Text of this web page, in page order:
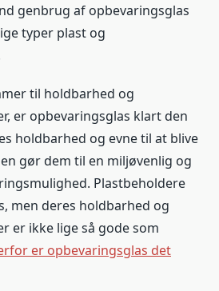
genbrug af opbevaringsglas
typer plast og
til holdbarhed og
er opbevaringsglas klart den
holdbarhed og evne til at blive
gør dem til en miljøvenlig og
Plastbeholdere
men deres holdbarhed og
er ikke lige så gode som
er opbevaringsglas det